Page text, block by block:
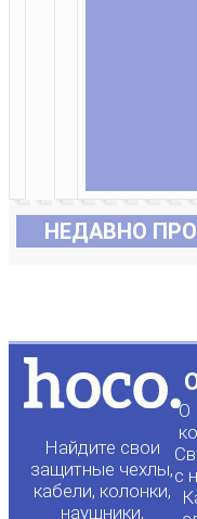
НЕДАВНО
Найдите свои
защитные чехлы,
кабели, колонки,
наушники,
О
с